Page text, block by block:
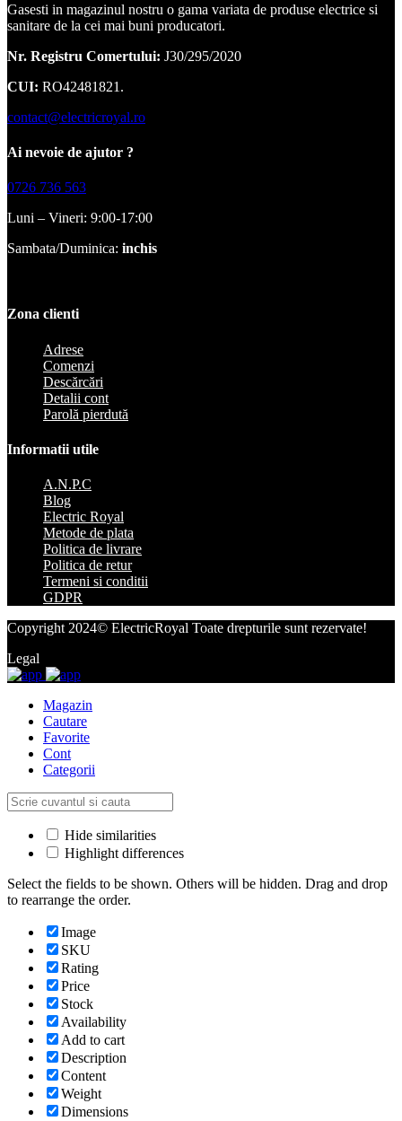
Gasesti in magazinul nostru o gama variata de produse electrice si
sanitare de la cei mai buni producatori.
Nr. Registru Comertului: J30/295/2020
CUI: RO42481821.
contact@electricroyal.ro
Ai nevoie de ajutor ?
0726 736 563
Luni – Vineri: 9:00-17:00
Sambata/Duminica: inchis
Zona clienti
Adrese
Comenzi
Descărcări
Detalii cont
Parolă pierdută
Informatii utile
A.N.P.C
Blog
Electric Royal
Metode de plata
Politica de livrare
Politica de retur
Termeni si conditii
GDPR
Copyright 2024© ElectricRoyal Toate drepturile sunt rezervate!
Legal
Magazin
Cautare
Favorite
Cont
Categorii
Hide similarities
Highlight differences
Select the fields to be shown. Others will be hidden. Drag and drop
to rearrange the order.
Image
SKU
Rating
Price
Stock
Availability
Add to cart
Description
Content
Weight
Dimensions